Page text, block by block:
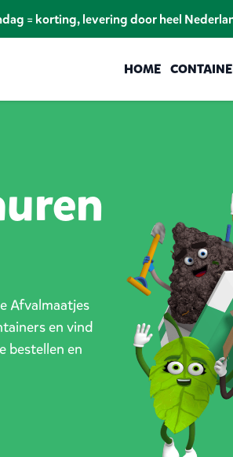
= korting, levering door heel
HOME
Afvalmaatjes
en vind
bestellen en